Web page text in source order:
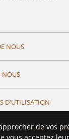
NOUS
NOUS
D'UTILISATION
DE CONFIDENTIALITÉ
de vos